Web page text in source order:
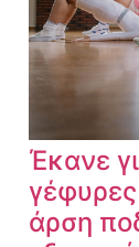
Έκανε
άρση